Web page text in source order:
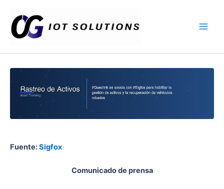
contenido
Fuente:Sigfox
Comunicado de prensa